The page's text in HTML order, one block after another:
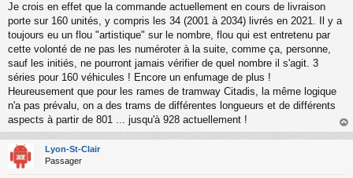
g
e
n
o
n
l
u
Je crois en effet que la commande actuellement en cours de livraison
porte sur 160 unités, y compris les 34 (2001 à 2034) livrés en 2021. Il y a
toujours eu un flou "artistique" sur le nombre, flou qui est entretenu par
cette volonté de ne pas les numéroter à la suite, comme ça, personne,
sauf les initiés, ne pourront jamais vérifier de quel nombre il s'agit. 3
séries pour 160 véhicules ! Encore un enfumage de plus !
Heureusement que pour les rames de tramway Citadis, la même logique
n'a pas prévalu, on a des trams de différentes longueurs et de différents
aspects à partir de 801 ... jusqu'à 928 actuellement !
au
Lyon-St-Clair
Passager